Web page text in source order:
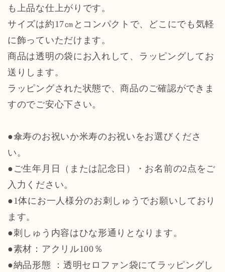
も上品な仕上がりです。
サイズは約17㎝とコンパクトで、どこにでも気軽
に飾っていただけます。
商品は透明の袋にお入れして、ラッピングしてお
送りします。
ラッピングされた状態で、商品のご確認ができま
すのでご安心下さい。
●傘寿のお祝いか米寿のお祝いをお選びくださ
い。
●ご生年月日（または記念日）・お名前の2点をご
入力ください。
●1体にお一人様分のお刺しゅうでお願いしており
ます。
●刺しゅう内容はひな形通りとなります。
●素材：アクリル100％
●納品形態 ：透明セロファン袋にてラッピングし